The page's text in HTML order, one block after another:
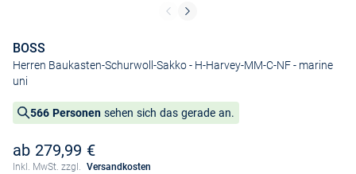
BOSS
Herren Baukasten-Schurwoll-Sakko - H-Harvey-MM-C-NF- marine
uni
566 Personen sehen sich das gerade an.
ab 279,99 €
Inkl. MwSt. zzgl. Versandkosten